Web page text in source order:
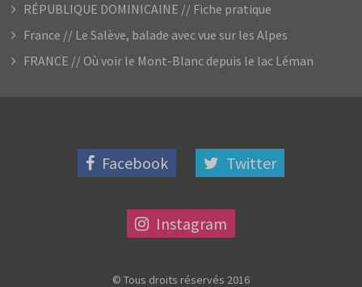
RÉPUBLIQUE DOMINICAINE // Fiche pratique
France // Le Salève, balade avec vue sur les Alpes
FRANCE // Où voir le Mont-Blanc depuis le lac Léman
Facebook Twitter
Instagram
© Tous droits réservés 2016